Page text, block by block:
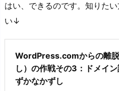
はい、できるのです。知りた
い↓
WordPress.comからの離
し）の作戦その3：ドメイ
ずかなかずし